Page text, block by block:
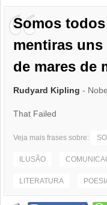
Somos
mentiras
de mares de
Rudyard Kipling -
That Failed
Veja mais frases sobre:
ILUSÃO
LITERATURA